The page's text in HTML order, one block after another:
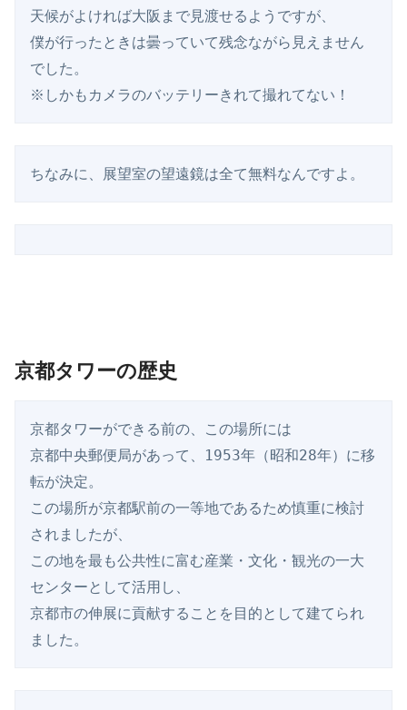
天候がよければ大阪まで見渡せるようですが、
僕が行ったときは曇っていて残念ながら見えません
でした。
※しかもカメラのバッテリーきれて撮れてない！
ちなみに、展望室の望遠鏡は全て無料なんですよ。
京都タワーの歴史
京都タワーができる前の、この場所には
京都中央郵便局があって、1953年（昭和28年）に移
転が決定。
この場所が京都駅前の一等地であるため慎重に検討
されましたが、
この地を最も公共性に富む産業・文化・観光の一大
センターとして活用し、
京都市の伸展に貢献することを目的として建てられ
ました。